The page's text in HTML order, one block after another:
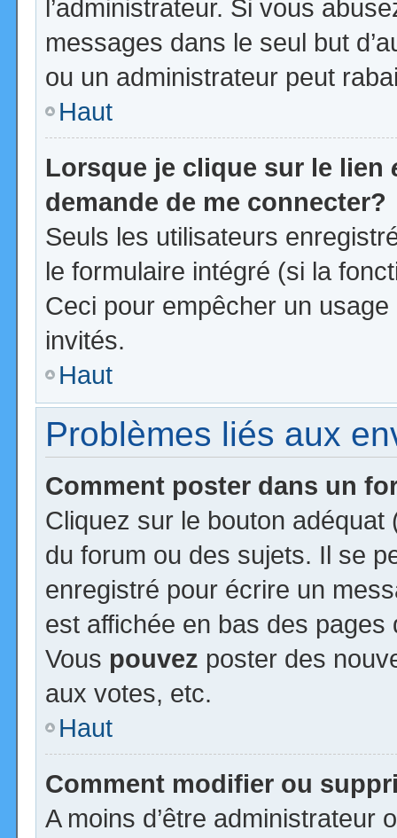
l’administrateur. Si vous
messages dans le seul but
ou un administrateur peut
Haut
Lorsque je clique sur le lien
demande de me connecter?
Seuls les utilisateurs
le formulaire intégré (si la
Ceci pour empêcher un
invités.
Haut
Problèmes liés aux
Comment poster dans un
Cliquez sur le bouton
du forum ou des sujets. Il se
enregistré pour écrire un
est affichée en bas des
Vous pouvez poster des
aux votes, etc.
Haut
Comment modifier ou
A moins d’être administrateur